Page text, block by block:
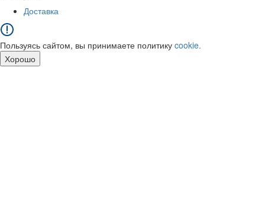
Доставка
Пользуясь сайтом, вы принимаете политику cookie.
Хорошо